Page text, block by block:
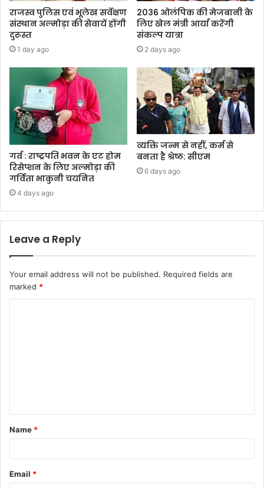
राजस्व पुलिस एवं भूलेख सर्वेक्षण
संस्थान अल्मोड़ा की सेवायें होंगी
दुरूस्त
1 day ago
2036 ओलंपिक की मेजबानी के
लिए खेल मंत्री आर्या करेंगी
संकल्प यात्रा
2 days ago
गर्व : राष्ट्रपति भवन के एट होम
रिसेप्शन के लिए अल्मोड़ा की
गर्विता भाकुनी चयनित
4 days ago
व्यक्ति जन्म से नहीं, कर्म से
बनता है श्रेष्ठ: सीएम
6 days ago
Leave a Reply
Your email address will not be published. Required fields are
marked *
t
*
Name *
Email *